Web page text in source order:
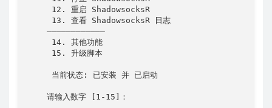
     12. 重启 ShadowsocksR
     13. 查看 ShadowsocksR 日志
    ————————————
     14. 其他功能
     15. 升级脚本
     当前状态: 已安装 并 已启动
    请输入数字 [1-15]：